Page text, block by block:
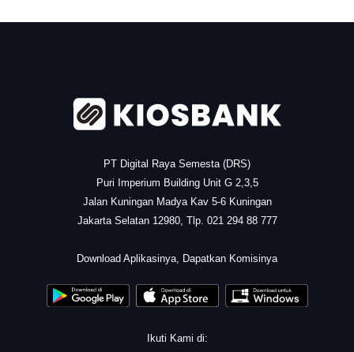
PT Digital Raya Semesta (DRS)
Puri Imperium Building Unit G 2,3,5
Jalan Kuningan Madya Kav 5-6 Kuningan
Jakarta Selatan 12980, Tlp. 021 294 88 777
Download Aplikasinya, Dapatkan Komisinya
Ikuti Kami di: